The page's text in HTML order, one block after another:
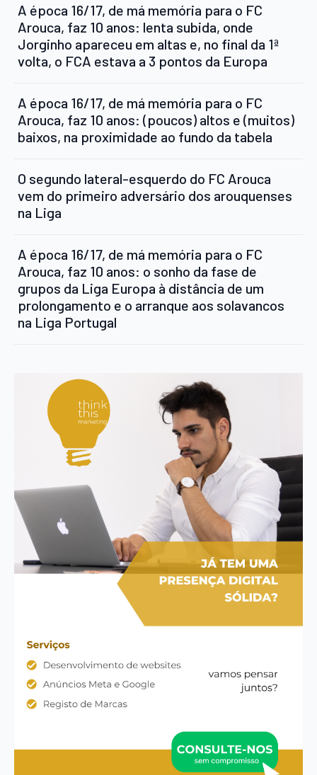
A época 16/17, de má memória para o FC
Arouca, faz 10 anos: lenta subida, onde
Jorginho apareceu em altas e, no final da 1ª
volta, o FCA estava a 3 pontos da Europa
A época 16/17, de má memória para o FC
Arouca, faz 10 anos: (poucos) altos e (muitos)
baixos, na proximidade ao fundo da tabela
O segundo lateral-esquerdo do FC Arouca
vem do primeiro adversário dos arouquenses
na Liga
A época 16/17, de má memória para o FC
Arouca, faz 10 anos: o sonho da fase de
grupos da Liga Europa à distância de um
prolongamento e o arranque aos solavancos
na Liga Portugal